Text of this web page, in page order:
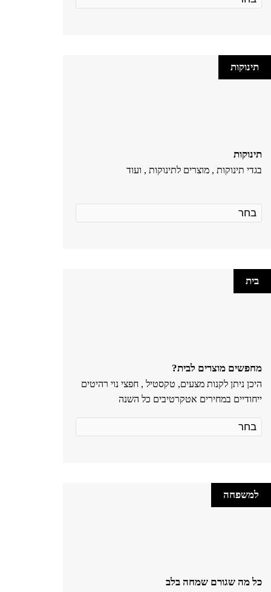
תינוקות
תינוקות
בגדי תינוקות , מוצרים לתינוקות , ועוד
בית
מחפשים מוצרים לבית?
היכן ניתן לקנות מצעים, טקסטיל , חפצי נוי רהיטים
ייחודיים במחירים אטקרטיבים כל השנה
למשפחה
כל מה שגורם שמחה בלב